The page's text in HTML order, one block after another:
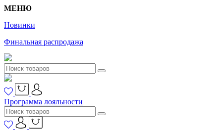
МЕНЮ
Новинки
Финальная распродажа
Программа лояльности